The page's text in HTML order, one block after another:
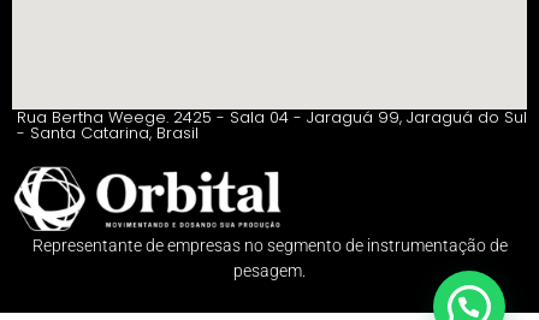
Rua Bertha Weege. 2425 - Sala 04 - Jaraguá 99, Jaraguá do Sul
- Santa Catarina, Brasil
Representante de empresas no segmento de instrumentação de
pesagem.